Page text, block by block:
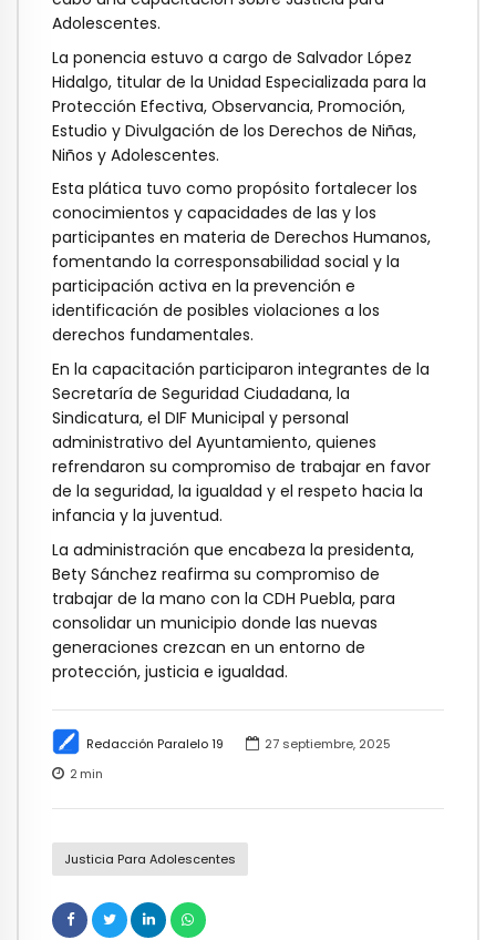
Redacción Paralelo 19
27 septiembre, 2025
2 min
Justicia Para Adolescentes
Adolescentes.
La ponencia estuvo a cargo de Salvador López
Hidalgo, titular de la Unidad Especializada para la
Protección Efectiva, Observancia, Promoción,
Estudio y Divulgación de los Derechos de Niñas,
Niños y Adolescentes.
Esta plática tuvo como propósito fortalecer los
conocimientos y capacidades de las y los
participantes en materia de Derechos Humanos,
fomentando la corresponsabilidad social y la
participación activa en la prevención e
identificación de posibles violaciones a los
derechos fundamentales.
En la capacitación participaron integrantes de la
Secretaría de Seguridad Ciudadana, la
Sindicatura, el DIF Municipal y personal
administrativo del Ayuntamiento, quienes
refrendaron su compromiso de trabajar en favor
de la seguridad, la igualdad y el respeto hacia la
infancia y la juventud.
La administración que encabeza la presidenta,
Bety Sánchez reafirma su compromiso de
trabajar de la mano con la CDH Puebla, para
consolidar un municipio donde las nuevas
generaciones crezcan en un entorno de
protección, justicia e igualdad.